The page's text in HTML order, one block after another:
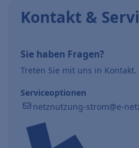
Kontakt &
Sie haben Fragen?
Treten Sie mit uns in Kontakt.
Serviceoptionen
netznutzung-strom@e-